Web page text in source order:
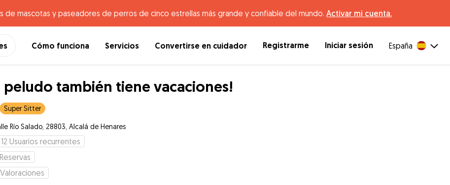
de mascotas y paseadores de perros de cinco estrellas más grande y confiable del mundo. Activar mi cuenta.
Cómo funciona Servicios Convertirse en cuidador Registrarme Iniciar sesión España
peludo también tiene vacaciones!
Super Sitter
Río Salado, 28803, Alcalá de Henares
12 Usuarios recurrentes
Reservas
Valoraciones